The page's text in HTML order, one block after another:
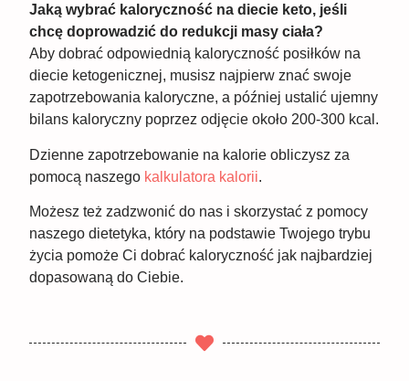
Jaką wybrać kaloryczność na diecie keto, jeśli
chcę doprowadzić do redukcji masy ciała?
Aby dobrać odpowiednią kaloryczność posiłków na
diecie ketogenicznej, musisz najpierw znać swoje
zapotrzebowania kaloryczne, a później ustalić ujemny
bilans kaloryczny poprzez odjęcie około 200-300 kcal.
Dzienne zapotrzebowanie na kalorie obliczysz za
pomocą naszego kalkulatora kalorii.
Możesz też zadzwonić do nas i skorzystać z pomocy
naszego dietetyka, który na podstawie Twojego trybu
życia pomoże Ci dobrać kaloryczność jak najbardziej
dopasowaną do Ciebie.